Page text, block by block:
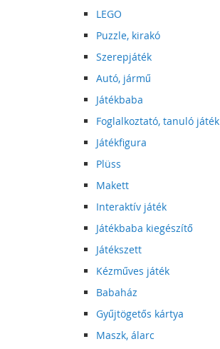
LEGO
Puzzle, kirakó
Szerepjáték
Autó, jármű
Játékbaba
Foglalkoztató, tanuló játék
Játékfigura
Plüss
Makett
Interaktív játék
Játékbaba kiegészítő
Játékszett
Kézműves játék
Babaház
Gyűjtögetős kártya
Maszk, álarc